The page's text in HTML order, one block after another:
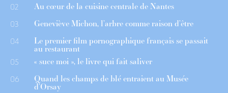
02 Au cœur de la cuisine centrale de Nantes
03 Geneviève Michon, l’arbre comme raison d’être
04 Le premier film pornographique français se passait
au restaurant
05 « suce moi », le livre qui fait saliver
06 Quand les champs de blé entraient au Musée
d’Orsay